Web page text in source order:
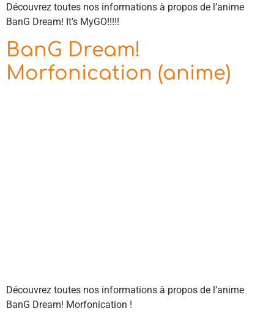
Découvrez toutes nos informations à propos de l’anime
BanG Dream! It’s MyGO!!!!!
BanG Dream!
Morfonication (anime)
Découvrez toutes nos informations à propos de l’anime
BanG Dream! Morfonication !